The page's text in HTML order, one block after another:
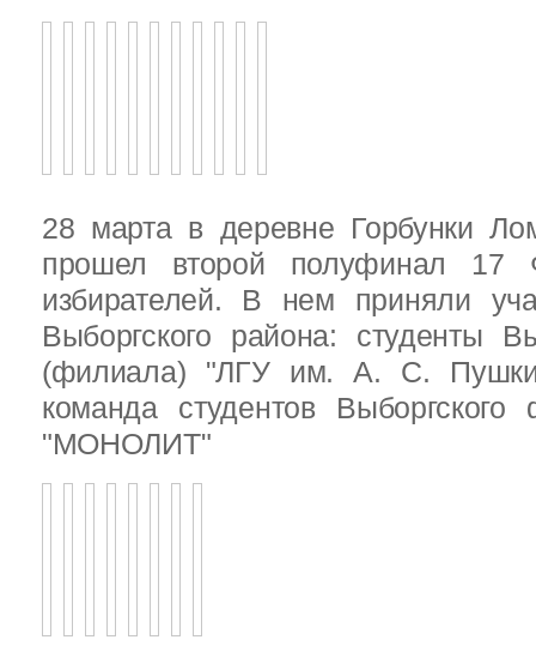
28 марта в деревне Горбунки
прошел второй полуфинал 17
избирателей. В нем приняли
Выборгского района: студенты
(филиала) "ЛГУ им. А. С.
команда студентов
"МОНОЛИТ"